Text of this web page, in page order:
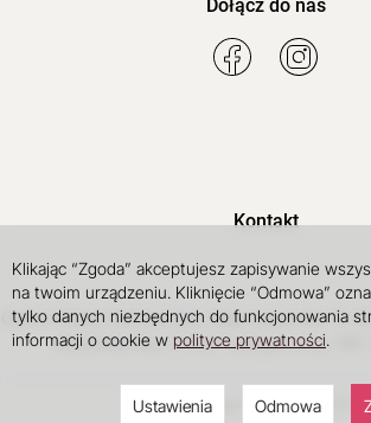
Dołącz do nas
Kontakt
Galart Robert Michalczyk, Aleja Legionów 17,
Mazowieckie,, E-mail:bok@gal-art.pl,
Sklep internetowy SOTE
Klikając “Zgoda” akceptujesz zapisywanie
na twoim urządzeniu. Kliknięcie “Odmowa”
tylko danych niezbędnych do funkcjonowania
informacji o cookie w polityce prywatności.
Ustawienia Odmowa